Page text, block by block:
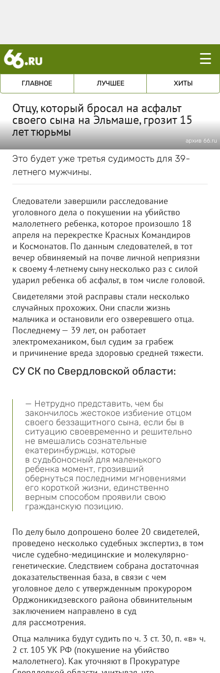
☰
ГЛАВНОЕ ЛУЧШЕЕ ХИТЫ
Отцу, который бросал на асфальт
своего сына на Эльмаше, грозит 15
лет тюрьмы
архив 66.ru
Это будет уже третья судимость для 39-
летнего мужчины.
Следователи завершили расследование
уголовного дела о покушении на убийство
малолетнего ребенка, которое произошло 18
апреля на перекрестке Красных Командиров
и Космонатов. По данным следователей, в тот
вечер обвиняемый на почве личной неприязни
к своему 4-летнему сыну несколько раз с силой
ударил ребенка об асфальт, в том числе головой.
Свидетелями этой расправы стали несколько
случайных прохожих. Они спасли жизнь
мальчика и остановили его озверевшего отца.
Последнему — 39 лет, он работает
электромехаником, был судим за грабеж
и причинение вреда здоровью средней тяжести.
СУ СК по Свердловской области:
— Нетрудно представить, чем бы
закончилось жестокое избиение отцом
своего беззащитного сына, если бы в
ситуацию своевременно и решительно
не вмешались сознательные
екатеринбуржцы, которые
в судьбоносный для маленького
ребенка момент, грозивший
обернуться последними мгновениями
его короткой жизни, единственно
верным способом проявили свою
гражданскую позицию.
По делу было допрошено более 20 свидетелей,
проведено несколько судебных экспертиз, в том
числе судебно-медицинские и молекулярно-
генетические. Следствием собрана достаточная
доказательственная база, в связи с чем
уголовное дело с утвержденным прокурором
Орджоникидзевского района обвинительным
заключением направлено в суд
для рассмотрения.
Отца мальчика будут судить по ч. 3 ст. 30, п. «в» ч.
2 ст. 105 УК РФ (покушение на убийство
малолетнего). Как уточняют в Прокуратуре